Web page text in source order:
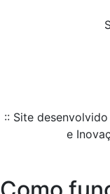
:: Site
e